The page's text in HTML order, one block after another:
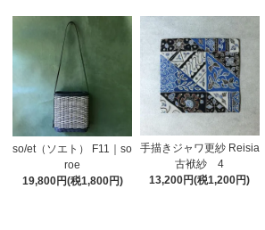
so/et（ソエト） F11｜so
roe
19,800円(税1,800円)
手描きジャワ更紗 Reisia
古袱紗 4
13,200円(税1,200円)